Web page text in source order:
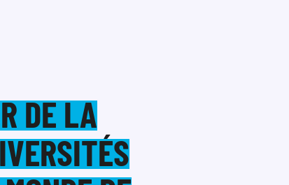
DE LA